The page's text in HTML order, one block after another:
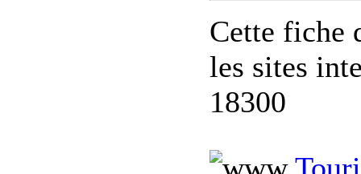
Cette fiche
les sites
18300